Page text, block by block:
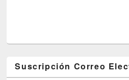
Suscripción Correo